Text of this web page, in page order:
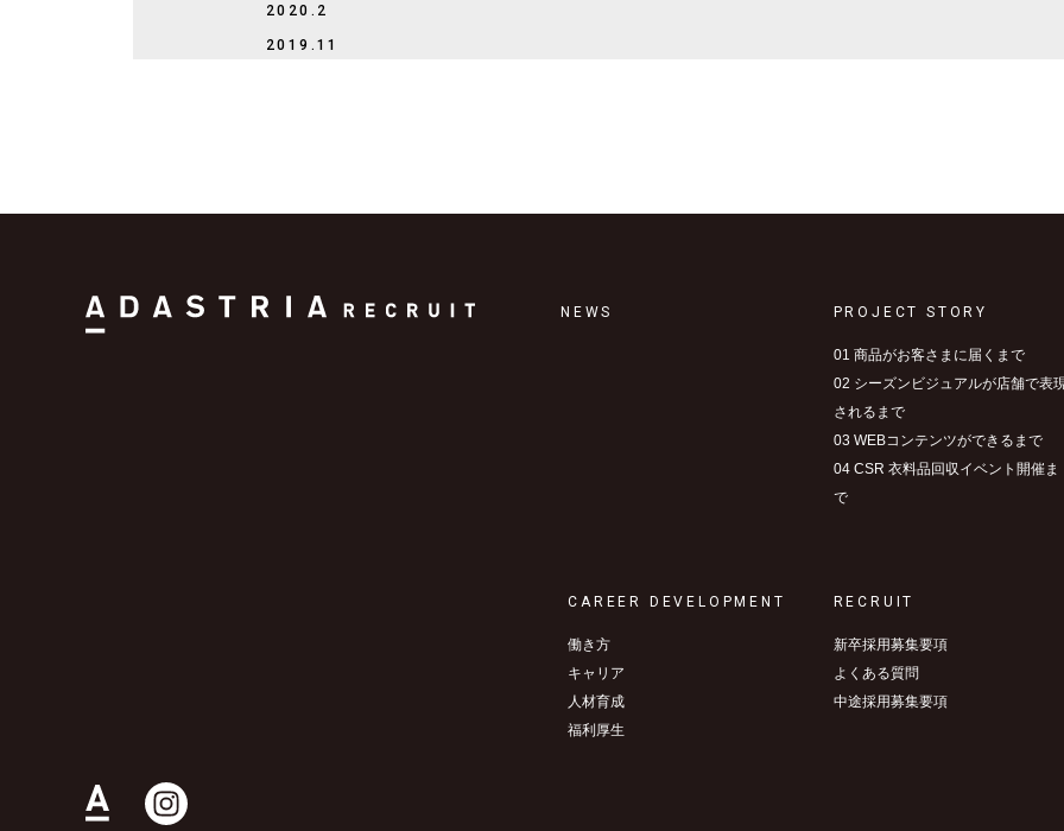
2020.2
2019.11
NEWS PROJECT STORY
01 商品がお客さまに届くまで
02 シーズンビジュアルが店舗で表
されるまで
03 WEBコンテンツができるまで
04 CSR 衣料品回収イベント開催ま
で
CAREER DEVELOPMENT
働き方
キャリア
人材育成
福利厚生
RECRUIT
新卒採用募集要項
よくある質問
中途採用募集要項